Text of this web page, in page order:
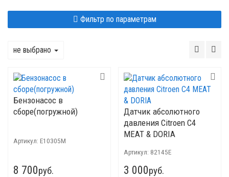
Фильтр по параметрам
не выбрано
Бензонасос в
сборе(погружной)
Артикул: E10305M
8 700руб.
Датчик абсолютного
давления Citroen C4
MEAT & DORIA
Артикул: 82145E
3 000руб.